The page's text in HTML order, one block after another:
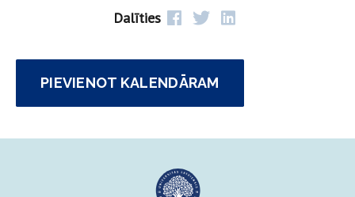
Dalīties
PIEVIENOT KALENDĀRAM